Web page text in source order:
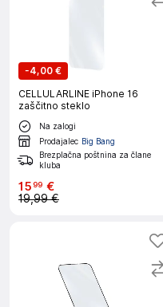
-4,00 €
CELLULARLINE iPhone 16
zaščitno steklo
Na zalogi
Prodajalec Big Bang
Brezplačna poštnina za člane
kluba
1599 €
19,99 €